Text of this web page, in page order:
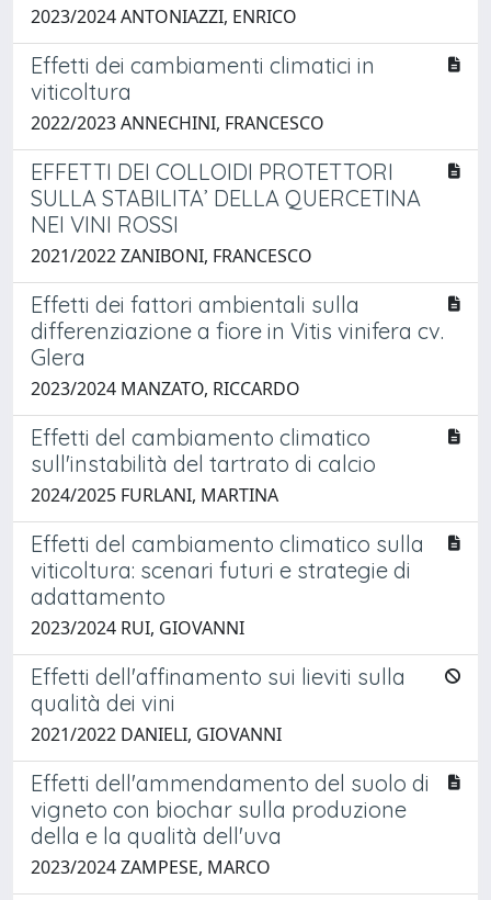
2023/2024 ANTONIAZZI, ENRICO
Effetti dei cambiamenti climatici in
viticoltura
2022/2023 ANNECHINI, FRANCESCO
EFFETTI DEI COLLOIDI PROTETTORI
SULLA STABILITA’ DELLA QUERCETINA
NEI VINI ROSSI
2021/2022 ZANIBONI, FRANCESCO
Effetti dei fattori ambientali sulla
differenziazione a fiore in Vitis vinifera cv.
Glera
2023/2024 MANZATO, RICCARDO
Effetti del cambiamento climatico
sull'instabilità del tartrato di calcio
2024/2025 FURLANI, MARTINA
Effetti del cambiamento climatico sulla
viticoltura: scenari futuri e strategie di
adattamento
2023/2024 RUI, GIOVANNI
Effetti dell'affinamento sui lieviti sulla
qualità dei vini
2021/2022 DANIELI, GIOVANNI
Effetti dell'ammendamento del suolo di
vigneto con biochar sulla produzione
della e la qualità dell'uva
2023/2024 ZAMPESE, MARCO